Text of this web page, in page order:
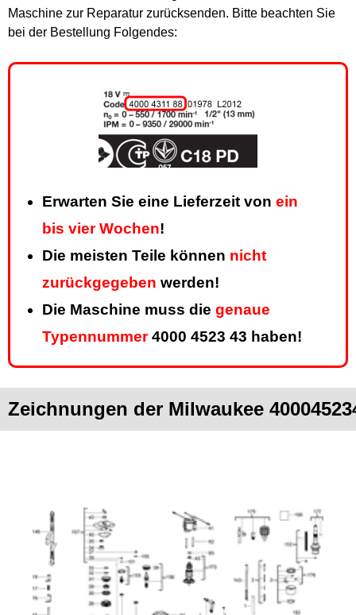
Maschine zur Reparatur zurücksenden. Bitte beachten Sie
bei der Bestellung Folgendes:
Erwarten Sie eine Lieferzeit von ein
bis vier Wochen!
Die meisten Teile können nicht
zurückgegeben werden!
Die Maschine muss die genaue
Typennummer4000 4523 43 haben!
Zeichnungen der Milwaukee